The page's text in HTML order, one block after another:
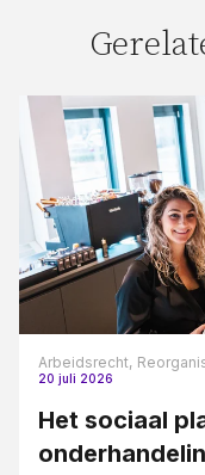
Arbeidsrecht,
20 juli 2026
Het sociaal